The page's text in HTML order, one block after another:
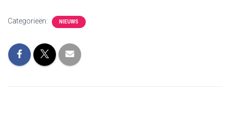
Categorieën: NIEUWS